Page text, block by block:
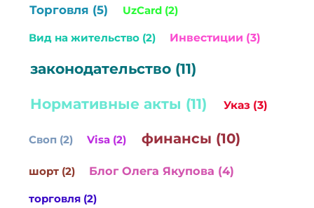
Торговля (5) UzCard (2)
Вид на жительство (2) Инвестиции (3)
законодательство (11)
Нормативные акты (11) Указ (3)
Своп (2) Visa (2) финансы (10)
шорт (2) Блог Олега Якупова (4)
торговля (2)